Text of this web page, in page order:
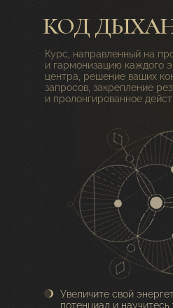
КОД
Курс, направленный на
и гармонизацию каждого
центра, решение ваших
запросов, закрепление
и пролонгированное
Увеличите свой
потенциал и научитесь